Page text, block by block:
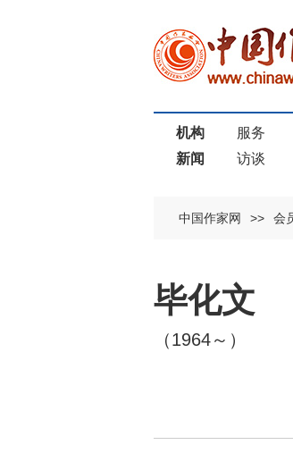
机构 服务
新闻
访谈
中国作家网 >> 会
毕化文
（1964～）